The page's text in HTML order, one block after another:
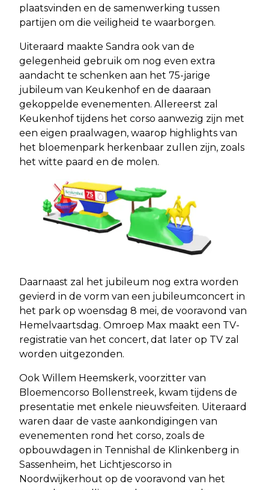
plaatsvinden en de samenwerking tussen
partijen om die veiligheid te waarborgen.
Uiteraard maakte Sandra ook van de
gelegenheid gebruik om nog even extra
aandacht te schenken aan het 75-jarige
jubileum van Keukenhof en de daaraan
gekoppelde evenementen. Allereerst zal
Keukenhof tijdens het corso aanwezig zijn met
een eigen praalwagen, waarop highlights van
het bloemenpark herkenbaar zullen zijn, zoals
het witte paard en de molen.
Daarnaast zal het jubileum nog extra worden
gevierd in de vorm van een jubileumconcert in
het park op woensdag 8 mei, de vooravond van
Hemelvaartsdag. Omroep Max maakt een TV-
registratie van het concert, dat later op TV zal
worden uitgezonden.
Ook Willem Heemskerk, voorzitter van
Bloemencorso Bollenstreek, kwam tijdens de
presentatie met enkele nieuwsfeiten. Uiteraard
waren daar de vaste aankondigingen van
evenementen rond het corso, zoals de
opbouwdagen in Tennishal de Klinkenberg in
Sassenheim, het Lichtjescorso in
Noordwijkerhout op de vooravond van het